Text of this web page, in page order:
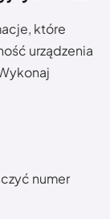
które
urządzenia
numer